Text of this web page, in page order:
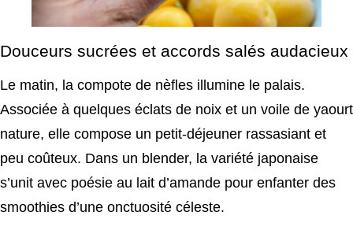
Douceurs sucrées et accords salés audacieux
Le matin, la compote de nèfles illumine le palais.
Associée à quelques éclats de noix et un voile de yaourt
nature, elle compose un petit-déjeuner rassasiant et
peu coûteux. Dans un blender, la variété japonaise
s’unit avec poésie au lait d’amande pour enfanter des
smoothies d’une onctuosité céleste.